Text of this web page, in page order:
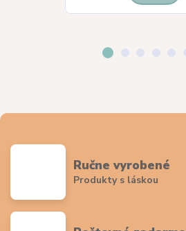
Ručne vyrobené
Produkty s láskou